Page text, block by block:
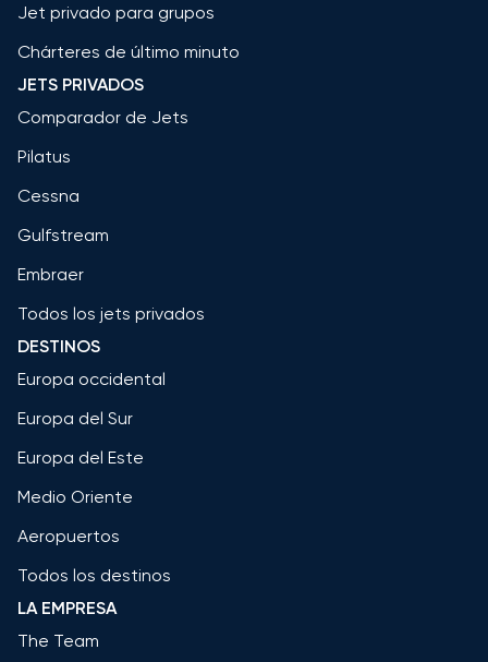
Jet privado para grupos
Chárteres de último minuto
JETS PRIVADOS
Comparador de Jets
Pilatus
Cessna
Gulfstream
Embraer
Todos los jets privados
DESTINOS
Europa occidental
Europa del Sur
Europa del Este
Medio Oriente
Aeropuertos
Todos los destinos
LA EMPRESA
The Team